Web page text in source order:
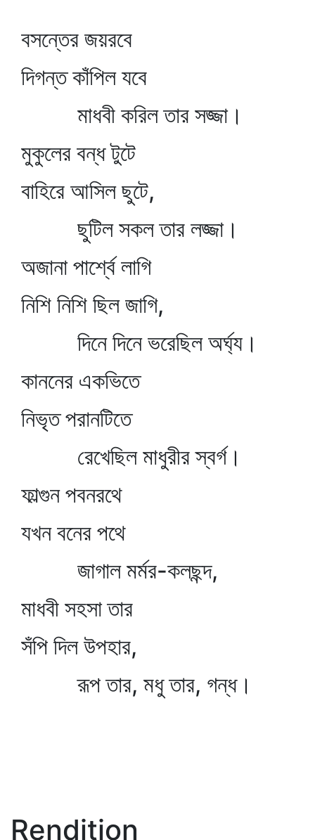
বসন্তের জয়রবে
দিগন্ত কাঁপিল যবে
মাধবী করিল তার সজ্জা।
মুকুলের বন্ধ টুটে
বাহিরে আসিল ছুটে,
ছুটিল সকল তার লজ্জা।
অজানা পার্শ্বে লাগি
নিশি নিশি ছিল জাগি,
দিনে দিনে ভরেছিল অর্ঘ্য।
কাননের একভিতে
নিভৃত পরানটিতে
রেখেছিল মাধুরীর স্বর্গ।
ফাল্গুন পবনরথে
যখন বনের পথে
জাগাল মর্মর-কলছন্দ,
মাধবী সহসা তার
সঁপি দিল উপহার,
রূপ তার, মধু তার, গন্ধ।
Rendition